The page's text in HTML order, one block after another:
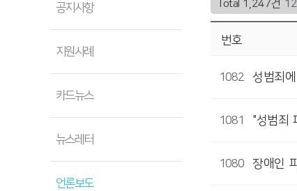
공지사항
지원사례
카드뉴스
뉴스레터
언론보도
Total 1,247건
번호
1082 성범죄
1081 "성범죄
1080 장애인